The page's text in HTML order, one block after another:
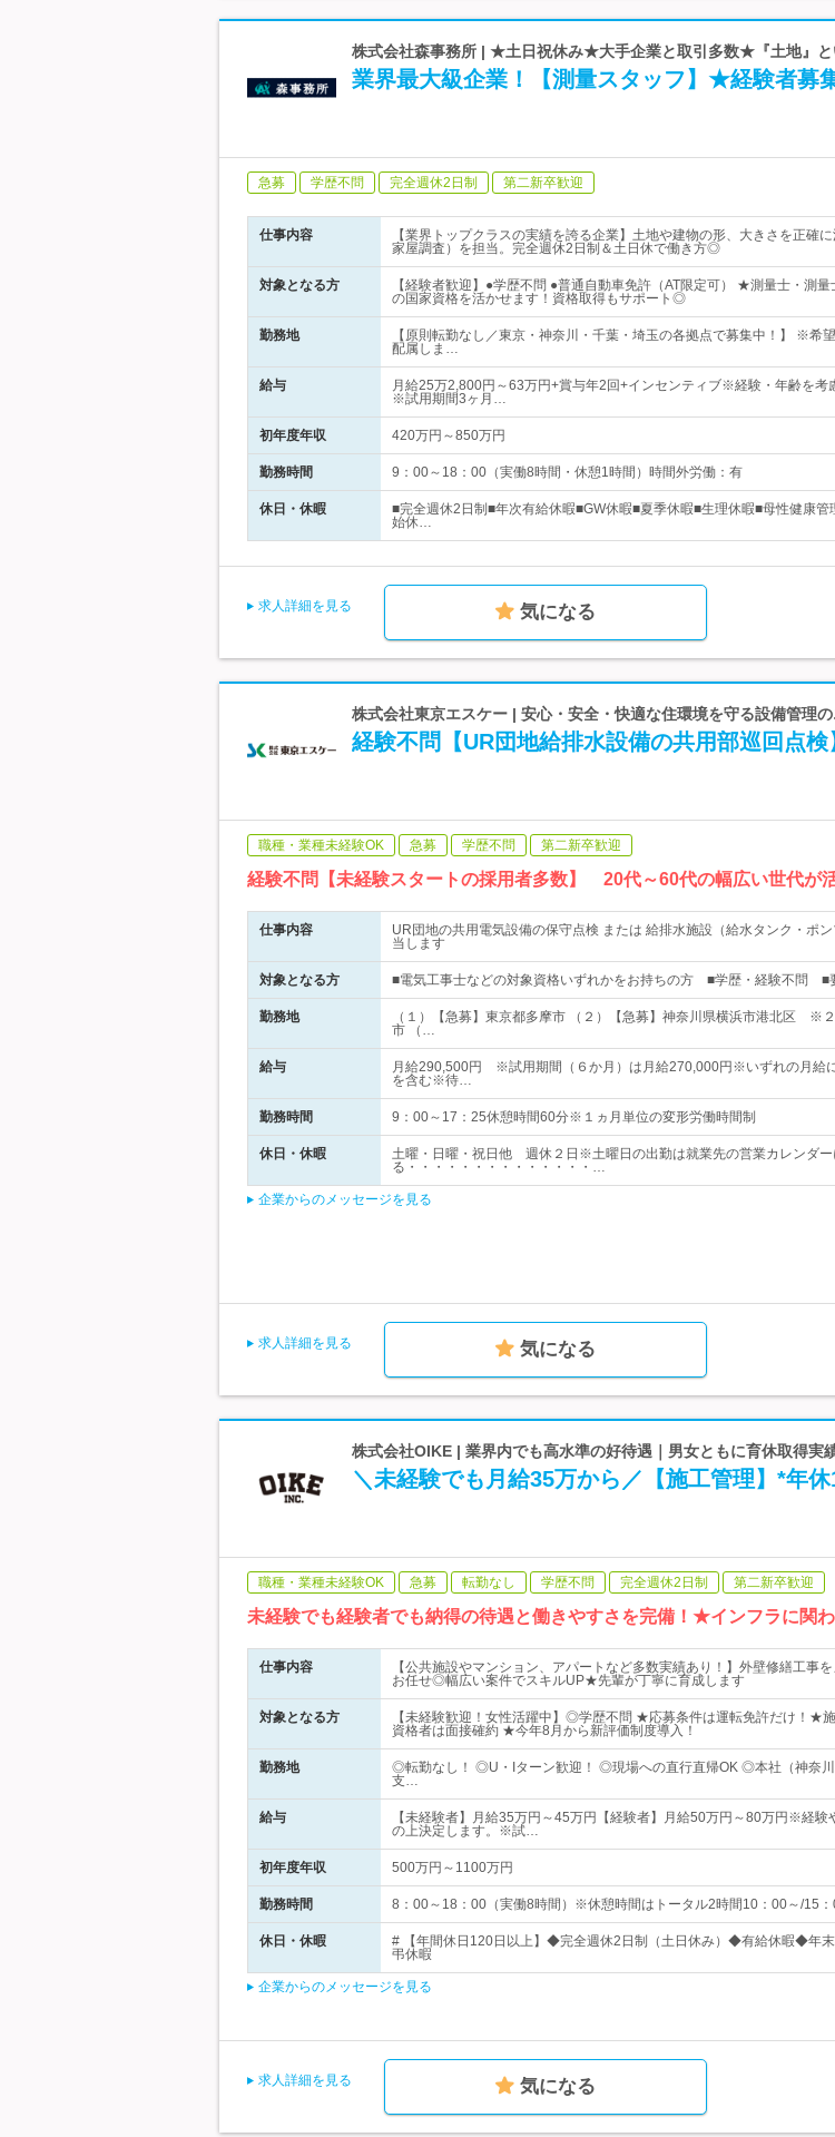
株式会社森事務所 | ★土日祝休み★大手企業と取引多数★『土地』と
業界最大級企業！【測量スタッフ】★経験者募
急募 学歴不問 完全週休2日制 第二新卒歓迎
仕事内容
【業界トップクラスの実績を誇る企業】土地や建物の形、大きさを正確
家屋調査）を担当。完全週休2日制＆土日休で働き方◎
対象となる方
【経験者歓迎】●学歴不問 ●普通自動車免許（AT限定可） ★測量士・測
の国家資格を活かせます！資格取得もサポート◎
勤務地
【原則転勤なし／東京・神奈川・千葉・埼玉の各拠点で募集中！】 ※希
配属しま…
給与
月給25万2,800円～63万円+賞与年2回+インセンティブ※経験・年齢を考
※試用期間3ヶ月…
初年度年収 420万円～850万円
勤務時間 9：00～18：00（実働8時間・休憩1時間）時間外労働：有
休日・休暇
■完全週休2日制■年次有給休暇■GW休暇■夏季休暇■生理休暇■母性健康
始休…
求人詳細を見る 気になる
株式会社東京エスケー | 安心・安全・快適な住環境を守る設備管理の
経験不問【UR団地給排水設備の共用部巡回点
職種・業種未経験OK 急募 学歴不問 第二新卒歓迎
経験不問【未経験スタートの採用者多数】 20代～60代の幅広い世代が
仕事内容
UR団地の共用電気設備の保守点検 または 給排水施設（給水タンク・ポ
当します
対象となる方 ■電気工事士などの対象資格いずれかをお持ちの方 ■学歴・経験不問 ■
勤務地
（１）【急募】東京都多摩市 （２）【急募】神奈川県横浜市港北区 ※
市 （…
給与
月給290,500円 ※試用期間（６か月）は月給270,000円※いずれの月給
を含む※待…
勤務時間 9：00～17：25休憩時間60分※１ヵ月単位の変形労働時間制
休日・休暇
土曜・日曜・祝日他 週休２日※土曜日の出勤は就業先の営業カレンダー
る・・・・・・・・・・・・・・…
企業からのメッセージを見る
求人詳細を見る 気になる
株式会社OIKE | 業界内でも高水準の好待遇｜男女ともに育休取得実
＼未経験でも月給35万から／【施工管理】*年休
職種・業種未経験OK 急募 転勤なし 学歴不問 完全週休2日制 第二新卒歓迎
未経験でも経験者でも納得の待遇と働きやすさを完備！★インフラに関
仕事内容
【公共施設やマンション、アパートなど多数実績あり！】外壁修繕工事
お任せ◎幅広い案件でスキルUP★先輩が丁寧に育成します
対象となる方
【未経験歓迎！女性活躍中】◎学歴不問 ★応募条件は運転免許だけ！★
資格者は面接確約 ★今年8月から新評価制度導入！
勤務地
◎転勤なし！ ◎U・Iターン歓迎！ ◎現場への直行直帰OK ◎本社（神奈
支…
給与
【未経験者】月給35万円～45万円【経験者】月給50万円～80万円※経験
の上決定します。※試…
初年度年収 500万円～1100万円
勤務時間 8：00～18：00（実働8時間）※休憩時間はトータル2時間10：00～/15
休日・休暇
# 【年間休日120日以上】◆完全週休2日制（土日休み）◆有給休暇◆年
弔休暇
企業からのメッセージを見る
求人詳細を見る 気になる